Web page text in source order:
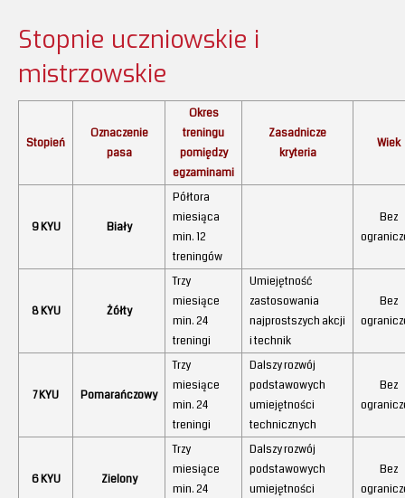
Stopnie uczniowskie i
mistrzowskie
Stopień
Oznaczenie
pasa
Okres
treningu
pomiędzy
egzaminami
Zasadnicze
kryteria
Wiek
9 KYU Biały
Półtora
miesiąca
min. 12
treningów
Bez
8 KYU Żółty
Trzy
miesiące
min. 24
treningi
Umiejętność
zastosowania
najprostszych akcji
i technik
Bez
7 KYU Pomarańczowy
Trzy
miesiące
min. 24
treningi
Dalszy rozwój
podstawowych
umiejętności
technicznych
Bez
6 KYU Zielony
Trzy
miesiące
min. 24
Dalszy rozwój
podstawowych
umiejętności
Bez